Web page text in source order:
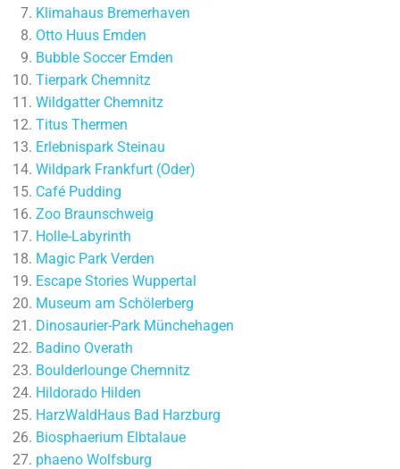
Klimahaus Bremerhaven
Otto Huus Emden
Bubble Soccer Emden
Tierpark Chemnitz
Wildgatter Chemnitz
Titus Thermen
Erlebnispark Steinau
Wildpark Frankfurt (Oder)
Café Pudding
Zoo Braunschweig
Holle-Labyrinth
Magic Park Verden
Escape Stories Wuppertal
Museum am Schölerberg
Dinosaurier-Park Münchehagen
Badino Overath
Boulderlounge Chemnitz
Hildorado Hilden
HarzWaldHaus Bad Harzburg
Biosphaerium Elbtalaue
phaeno Wolfsburg